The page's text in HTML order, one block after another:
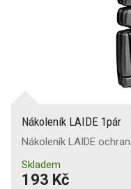
Nákoleník LAIDE 1pár
Nákoleník LAIDE
Skladem
193 Kč